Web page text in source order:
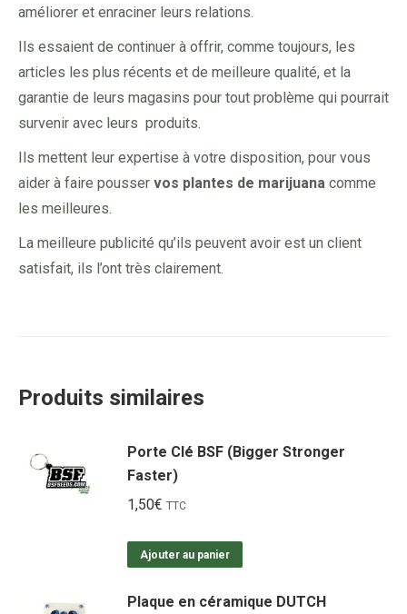
améliorer et enraciner leurs relations.
Ils essaient de continuer à offrir, comme toujours, les
articles les plus récents et de meilleure qualité, et la
garantie de leurs magasins pour tout problème qui pourrait
survenir avec leurs produits.
Ils mettent leur expertise à votre disposition, pour vous
aider à faire pousser vos plantes de marijuana comme
les meilleures.
La meilleure publicité qu’ils peuvent avoir est un client
satisfait, ils l’ont très clairement.
Produits similaires
Porte Clé BSF (Bigger Stronger
Faster)
1,50€ TTC
Ajouter au panier
Plaque en céramique DUTCH